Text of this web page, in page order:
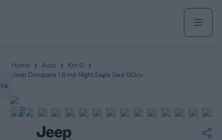
Home Auto
Km 0
Jeep Compass 1.6 mjt Night Eagle 2wd 130cv